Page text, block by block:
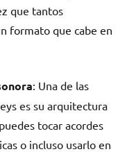
que tantos
formato que cabe en
: Una de las
es su arquitectura
tocar acordes
o incluso usarlo en